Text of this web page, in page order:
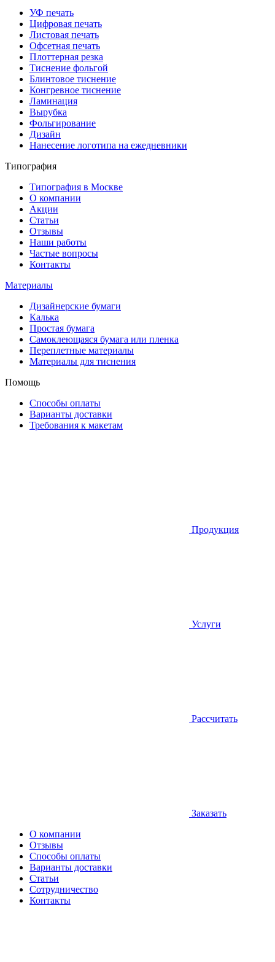
УФ печать
Цифровая печать
Листовая печать
Офсетная печать
Плоттерная резка
Тиснение фольгой
Блинтовое тиснение
Конгревное тиснение
Ламинация
Вырубка
Фольгирование
Дизайн
Нанесение логотипа на ежедневники
Типография
Типография в Москве
О компании
Акции
Статьи
Отзывы
Наши работы
Частые вопросы
Контакты
Материалы
Дизайнерские бумаги
Калька
Простая бумага
Самоклеющаяся бумага или пленка
Переплетные материалы
Материалы для тиснения
Помощь
Способы оплаты
Варианты доставки
Требования к макетам
Продукция
Услуги
Рассчитать
Заказать
О компании
Отзывы
Способы оплаты
Варианты доставки
Статьи
Сотрудничество
Контакты